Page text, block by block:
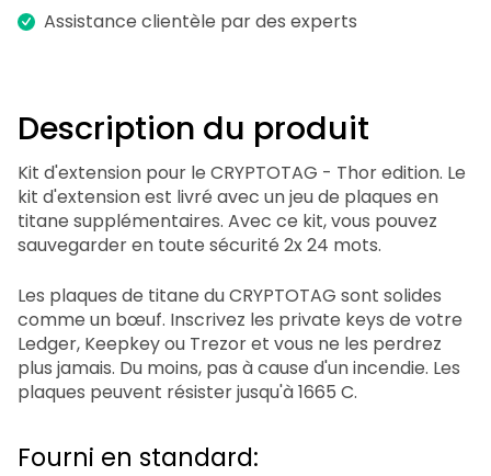
Assistance clientèle par des experts
Description du produit
Kit d'extension pour le CRYPTOTAG - Thor edition. Le
kit d'extension est livré avec un jeu de plaques en
titane supplémentaires. Avec ce kit, vous pouvez
sauvegarder en toute sécurité 2x 24 mots.
Les plaques de titane du CRYPTOTAG sont solides
comme un bœuf. Inscrivez les private keys de votre
Ledger, Keepkey ou Trezor et vous ne les perdrez
plus jamais. Du moins, pas à cause d'un incendie. Les
plaques peuvent résister jusqu'à 1665 C.
Fourni en standard: